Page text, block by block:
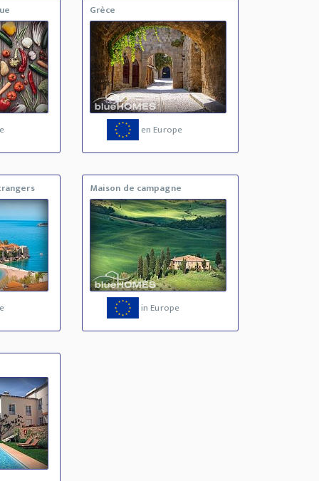
Grèce
en Europe
Maison de campagne
in Europe